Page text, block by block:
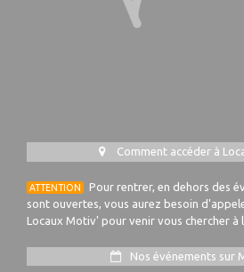
Comment accéder à
ATTENTION
Pour rentrer, en dehors des
sont ouvertes, vous aurez besoin
Locaux Motiv' pour venir vous chercher à
Nos événements sur